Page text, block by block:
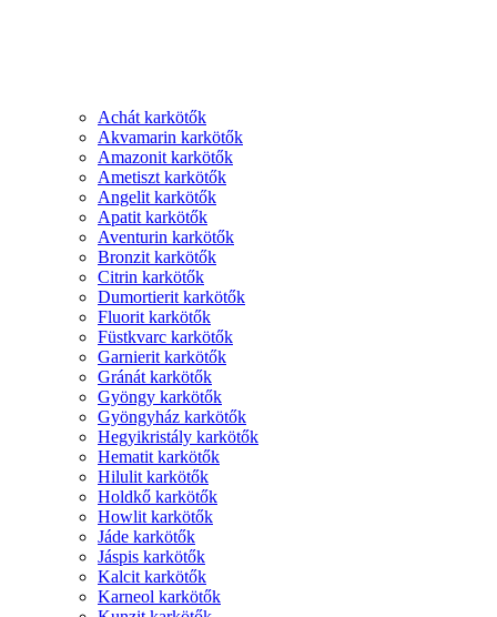
Achát karkötők
Akvamarin karkötők
Amazonit karkötők
Ametiszt karkötők
Angelit karkötők
Apatit karkötők
Aventurin karkötők
Bronzit karkötők
Citrin karkötők
Dumortierit karkötők
Fluorit karkötők
Füstkvarc karkötők
Garnierit karkötők
Gránát karkötők
Gyöngy karkötők
Gyöngyház karkötők
Hegyikristály karkötők
Hematit karkötők
Hilulit karkötők
Holdkő karkötők
Howlit karkötők
Jáde karkötők
Jáspis karkötők
Kalcit karkötők
Karneol karkötők